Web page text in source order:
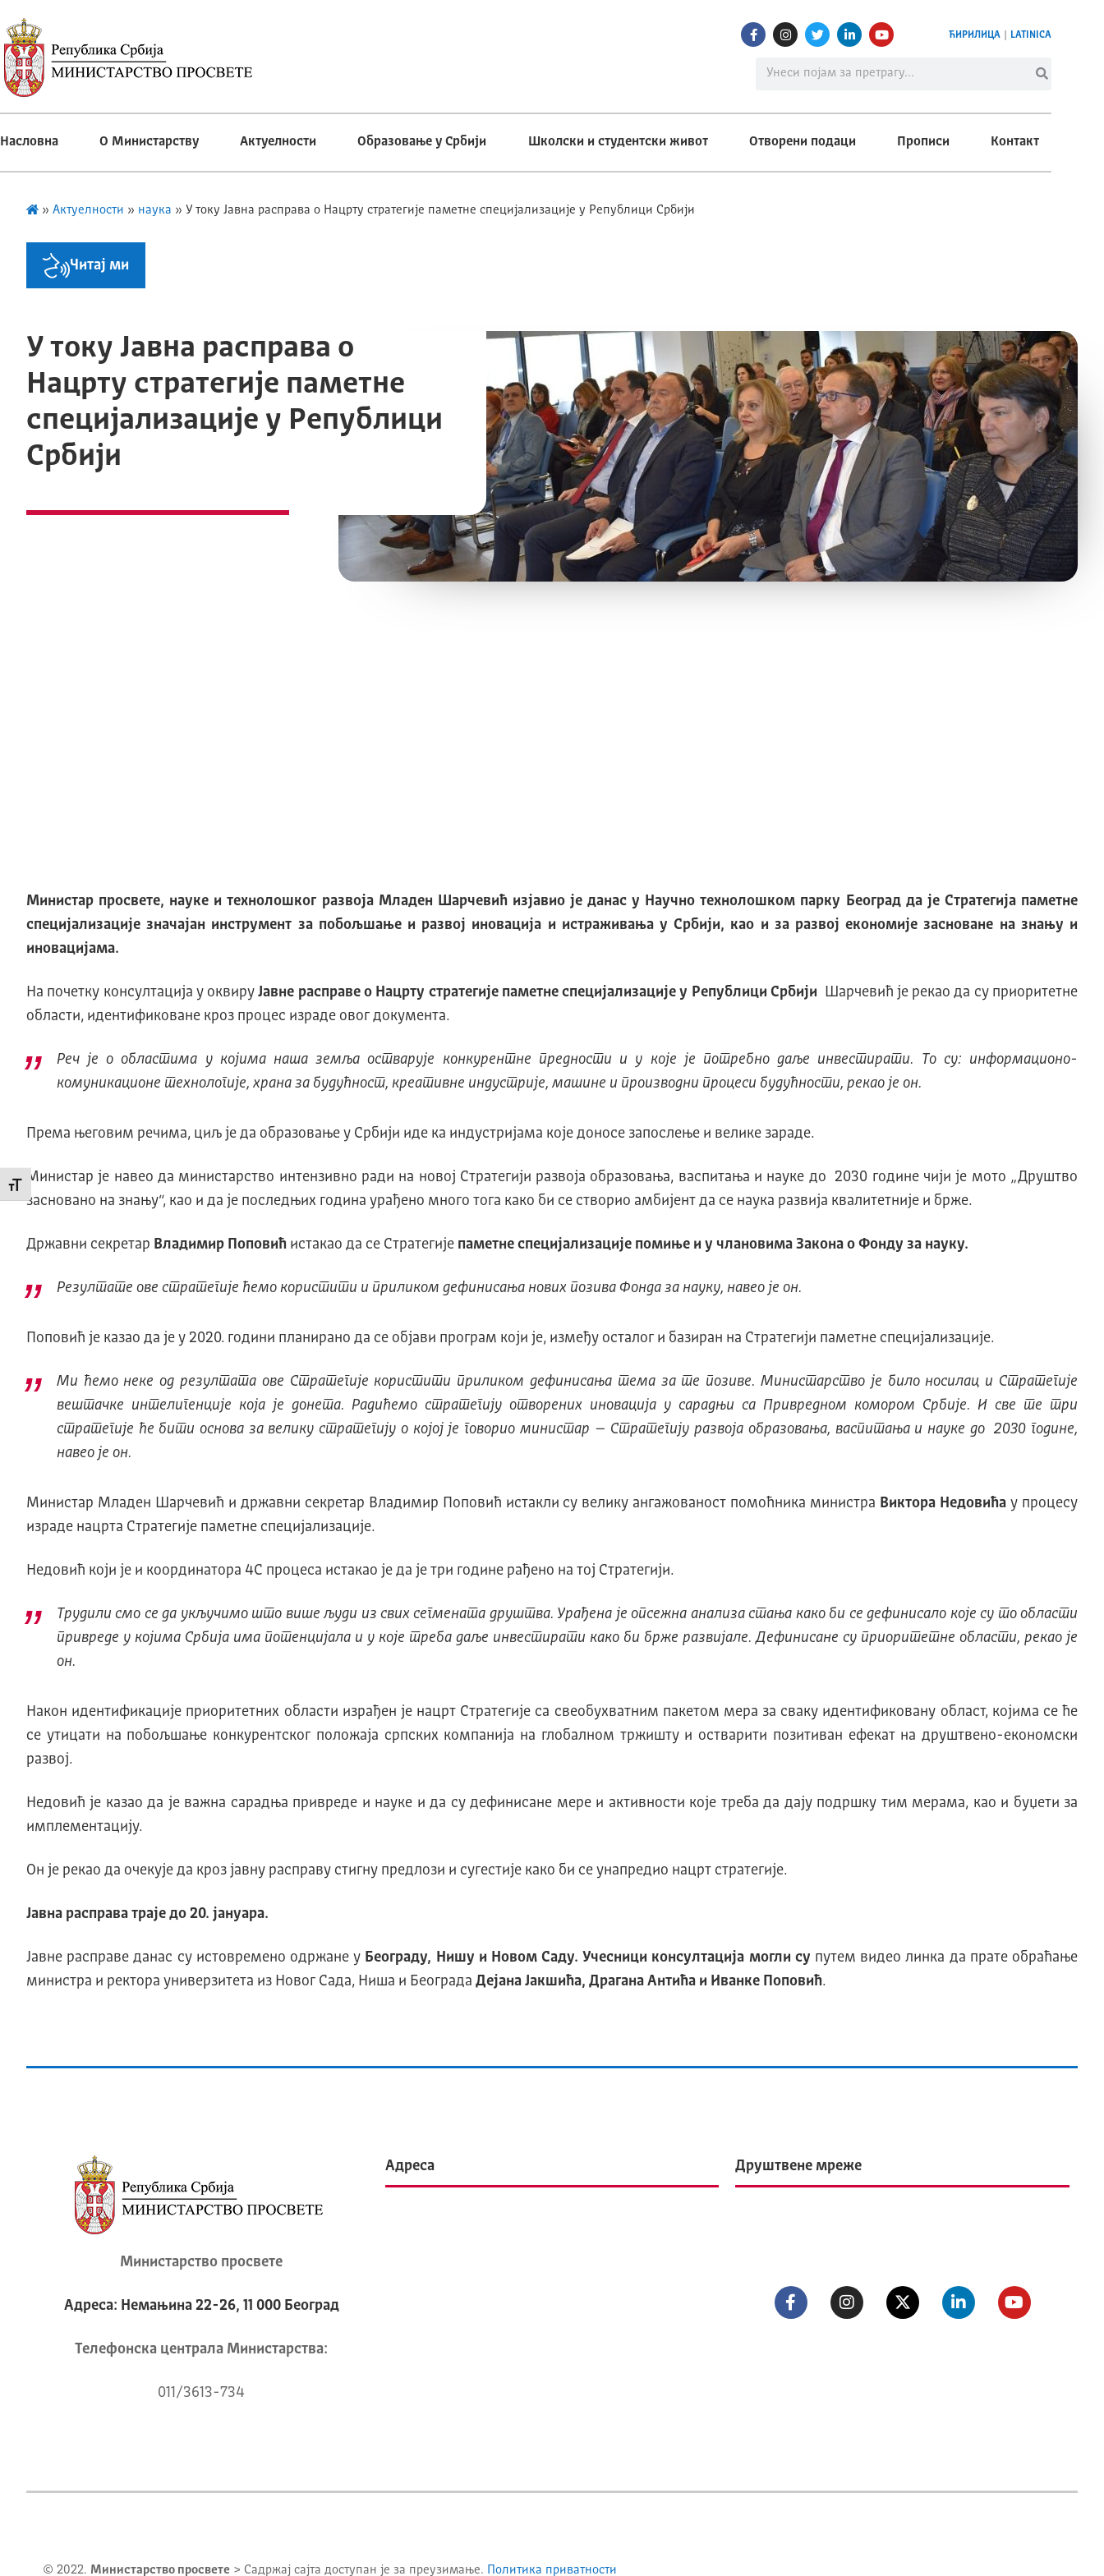
Промени величину слова
ЋИРИЛИЦА LATINICA
Насловна О Министарству Актуелности Образовање у Србији Школски и студентски живот Отворени подаци Прописи Контакт
» Актуелности » наука » У току Јавна расправа о Нацрту стратегије паметне специјализације у Републици Србији
Читај ми
У току Јавна расправа о
Нацрту стратегије паметне
специјализације у Републици
Србији
Министар просвете, науке и технолошког развоја Младен Шарчевић изјавио је данас у Научно технолошком парку Београд да је Стратегија паметне
специјализације значајан инструмент за побољшање и развој иновација и истраживања у Србији, као и за развој економије засноване на знању и
иновацијама.
На почетку консултација у оквируЈавне расправе о Нацрту стратегије паметне специјализације у Републици Србији Шарчевић је рекао да су приоритетне
области, идентификоване кроз процес израде овог документа.
Реч је о областима у којима наша земља остварује конкурентне предности и у које је потребно даље инвестирати. То су: информационо-
комуникационе технологије, храна за будућност, креативне индустрије, машине и производни процеси будућности, рекао је он.
Према његовим речима, циљ је да образовање у Србији иде ка индустријама које доносе запослење и велике зараде.
Министар је навео да министарство интензивно ради на новој Стратегији развоја образовања, васпитања и науке до 2030 године чији је мото „Друштво
засновано на знању“, као и да је последњих година урађено много тога како би се створио амбијент да се наука развија квалитетније и брже.
Државни секретар Владимир Поповић истакао да се Стратегије паметне специјализације помиње и у члановима Закона о Фонду за науку.
Резултате ове стратегије ћемо користити и приликом дефинисања нових позива Фонда за науку, навео је он.
Поповић је казао да је у 2020. години планирано да се објави програм који је, између осталог и базиран на Стратегији паметне специјализације.
Ми ћемо неке од резултата ове Стратегије користити приликом дефинисања тема за те позиве. Министарство је било носилац и Стратегије
вештачке интелигенције која је донета. Радићемо стратегију отворених иновација у сарадњи са Привредном комором Србије. И све те три
стратегије ће бити основа за велику стратегију о којој је говорио министар – Стратегију развоја образовања, васпитања и науке до 2030 године,
навео је он.
Министар Младен Шарчевић и државни секретар Владимир Поповић истакли су велику ангажованост помоћника министра Виктора Недовићау процесу
израде нацрта Стратегије паметне специјализације.
Недовић који је и координатора 4С процеса истакао је да је три године рађено на тој Стратегији.
Трудили смо се да укључимо што више људи из свих сегмената друштва. Урађена је опсежна анализа стања како би се дефинисало које су то области
привреде у којима Србија има потенцијала и у које треба даље инвестирати како би брже развијале. Дефинисане су приоритетне области, рекао је
он.
Након идентификације приоритетних области израђен је нацрт Стратегије са свеобухватним пакетом мера за сваку идентификовану област, којима се ће
се утицати на побољшање конкурентског положаја српских компанија на глобалном тржишту и остварити позитиван ефекат на друштвено-економски
развој.
Недовић је казао да је важна сарадња привреде и науке и да су дефинисане мере и активности које треба да дају подршку тим мерама, као и буџети за
имплементацију.
Он је рекао да очекује да кроз јавну расправу стигну предлози и сугестије како би се унапредио нацрт стратегије.
Јавна расправа траје до 20. јануара.
Јавне расправе данас су истовремено одржане у Београду, Нишу и Новом Саду. Учесници консултација могли су путем видео линка да прате обраћање
министра и ректора универзитета из Новог Сада, Ниша и Београда Дејана Јакшића, Драгана Антића и Иванке Поповић.
Министарство просвете
Адреса: Немањина 22-26, 11 000 Београд
Телeфонска централа Mинистарства:
011/3613-734
Адреса Друштвене мреже
© 2022. Министарство просвете > Садржај сајта доступан је за преузимање. Политика приватности